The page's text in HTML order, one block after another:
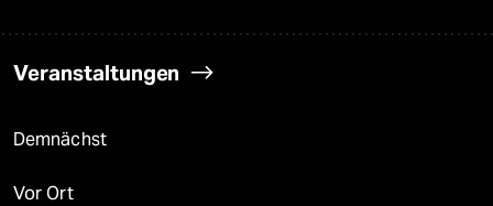
Veranstaltungen
Demnächst
Vor Ort